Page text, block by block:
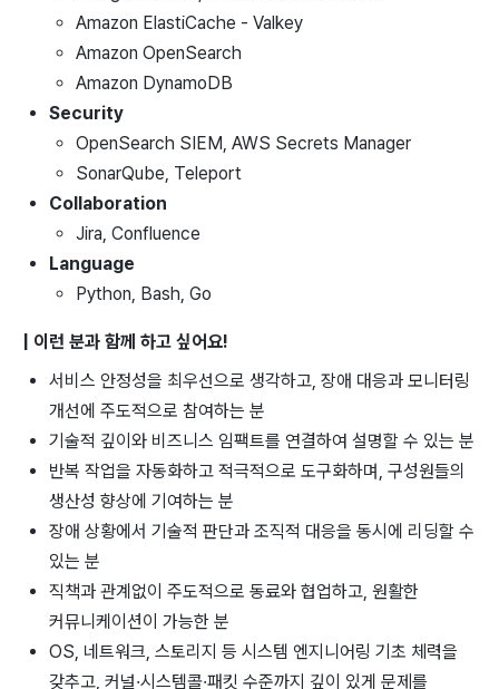
Amazon ElastiCache - Valkey
Amazon OpenSearch
Amazon DynamoDB
Security
OpenSearch SIEM, AWS Secrets Manager
SonarQube, Teleport
Collaboration
Jira, Confluence
Language
Python, Bash, Go
| 이런 분과 함께 하고 싶어요!
서비스 안정성을 최우선으로 생각하고, 장애 대응과 모니터링
개선에 주도적으로 참여하는 분
기술적 깊이와 비즈니스 임팩트를 연결하여 설명할 수 있는 분
반복 작업을 자동화하고 적극적으로 도구화하며, 구성원들의
생산성 향상에 기여하는 분
장애 상황에서 기술적 판단과 조직적 대응을 동시에 리딩할 수
있는 분
직책과 관계없이 주도적으로 동료와 협업하고, 원활한
커뮤니케이션이 가능한 분
OS, 네트워크, 스토리지 등 시스템 엔지니어링 기초 체력을
갖추고, 커널·시스템콜·패킷 수준까지 깊이 있게 문제를